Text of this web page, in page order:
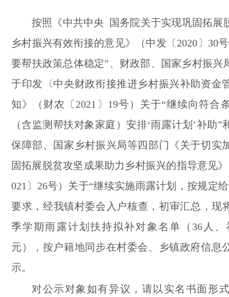
按照《中共中央
国务院关于实现巩固拓展
乡村振兴有效衔接的意见》（中发〔 2020〕30
要帮扶政策总体稳定”、财政部、国家乡村振兴
于印发〈中央财政衔接推进乡村振兴补助资金
知》（财农〔2021〕19号）关于“继续向符合
（含监测帮扶对象家庭）安排‘雨露计划’补助”
保障部、国 家乡村振兴局等四部门《关于切实
固拓展脱贫攻坚成果助力乡村振兴的指导意见
021〕26号）关于“继续实施雨露计划，按规定
要求 ，经我镇村委会入户核查，初审汇总，现
季学期雨露计划扶持拟补对象名单（ 36 人
元），按 户籍地同步在村委会、乡镇政府信息
示。
对公示对象如有异议，请以实名书面形